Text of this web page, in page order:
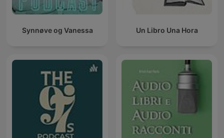
Synnøve og Vanessa Un Libro Una Hora